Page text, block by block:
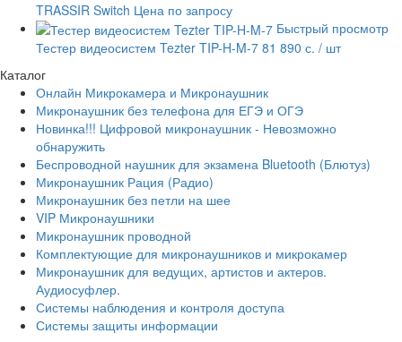
TRASSIR Switch Цена по запросу
Быстрый просмотр
Тестер видеосистем Tezter TIP-H-M-7 81 890 с. / шт
Каталог
Онлайн Микрокамера и Микронаушник
Микронаушник без телефона для ЕГЭ и ОГЭ
Новинка!!! Цифровой микронаушник - Невозможно
обнаружить
Беспроводной наушник для экзамена Bluetooth (Блютуз)
Микронаушник Рация (Радио)
Микронаушник без петли на шее
VIP Микронаушники
Микронаушник проводной
Комплектующие для микронаушников и микрокамер
Микронаушник для ведущих, артистов и актеров.
Аудиосуфлер.
Системы наблюдения и контроля доступа
Системы защиты информации